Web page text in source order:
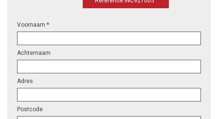
Voornaam *
Achternaam
Adres
Postcode